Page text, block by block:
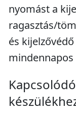
nyomást a
ragasztás/
és